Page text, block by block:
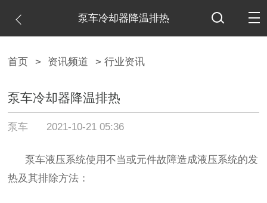
泵车冷却器降温排热
首页 > 资讯频道 > 行业资讯
泵车冷却器降温排热
泵车 2021-10-21 05:36
泵车液压系统使用不当或元件故障造成液压系统的发
热及其排除方法：